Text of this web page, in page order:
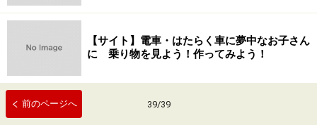
【サイト】電車・はたらく車に夢中なお子さん
に 乗り物を見よう！作ってみよう！
前のページへ 39/39